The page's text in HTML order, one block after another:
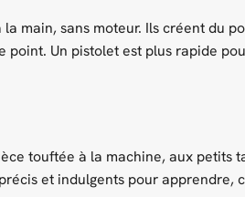
main, sans moteur. Ils créent du
Un pistolet est plus rapide
touftée à la machine, aux
et indulgents pour apprendre,